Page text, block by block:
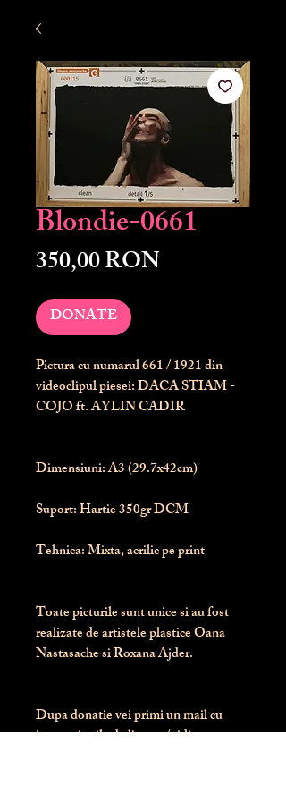
Blondie-0661
350,00 RONPreț
DONATE
Pictura cu numarul661/ 1921 din
videoclipul piesei: DACA STIAM -
COJO ft. AYLIN CADIR
Dimensiuni: A3 (29.7x42cm)
Suport: Hartie 350gr DCM
Tehnica: Mixta, acrilic pe print
Toate picturile sunt unice si au fost
realizate de artistele plastice Oana
Nastasache si Roxana Ajder.
Dupa donatie vei primi un mail cu
instructiunile de livrare / ridicare.